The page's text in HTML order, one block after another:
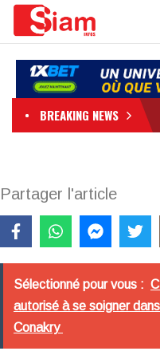
BREAKING NEWS
Partager l'article
Sélectionné pour vous :
autorisé à se soigner
Conakry